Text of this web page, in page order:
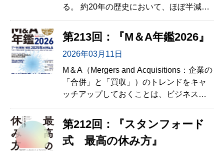
る。 約20年の歴史において、ほぼ半減し
ている（2003年度は20,880）。
第213回：『M＆A年鑑2026』
2026年03月11日
M＆A（Mergers and Acquisitions：企業の
「合併」と「買収」）のトレンドをキャ
ッチアップしておくことは、ビジネスパ
ーソンにとってとても大切なことであ
る。 なぜなら、未来の兆しを読み解くこ
ができる１つの重要指標だからだ。
第212回：『スタンフォード
式 最高の休み方』